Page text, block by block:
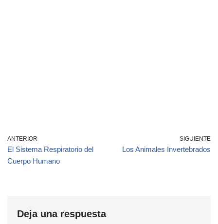
ANTERIOR
El Sistema Respiratorio del
Cuerpo Humano
SIGUIENTE
Los Animales Invertebrados
Deja una respuesta